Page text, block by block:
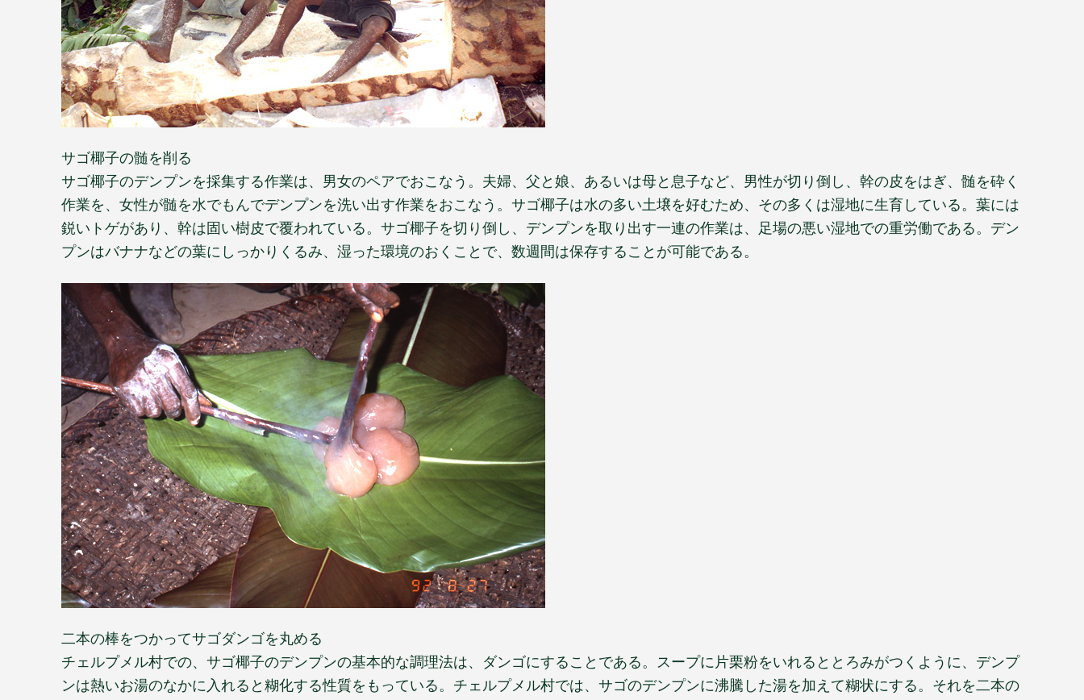
サゴ椰子の髄を削る
サゴ椰子のデンプンを採集する作業は、男女のペアでおこなう。夫婦、父と娘、あるいは母と息子など、男性が切り倒し、幹の皮をはぎ、髄を砕く
作業を、女性が髄を水でもんでデンプンを洗い出す作業をおこなう。サゴ椰子は水の多い土壌を好むため、その多くは湿地に生育している。葉には
鋭いトゲがあり、幹は固い樹皮で覆われている。サゴ椰子を切り倒し、デンプンを取り出す一連の作業は、足場の悪い湿地での重労働である。デン
プンはバナナなどの葉にしっかりくるみ、湿った環境のおくことで、数週間は保存することが可能である。
二本の棒をつかってサゴダンゴを丸める
チェルプメル村での、サゴ椰子のデンプンの基本的な調理法は、ダンゴにすることである。スープに片栗粉をいれるととろみがつくように、デンプ
ンは熱いお湯のなかに入れると糊化する性質をもっている。チェルプメル村では、サゴのデンプンに沸騰した湯を加えて糊状にする。それを二本の